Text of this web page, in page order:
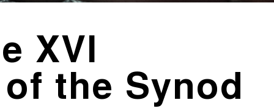
XVI
the Synod